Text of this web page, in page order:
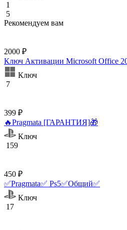
1
5
Рекомендуем вам
2000 ₽
Ключ Активации Microsoft Office
Ключ
7
399 ₽
🔥Pragmata [ГАРАНТИЯ]🎁
Ключ
159
450 ₽
✅Pragmata✅ Ps5✅Общий✅
Ключ
17